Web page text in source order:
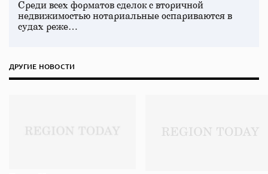
Среди всех форматов сделок с вторичной
недвижимостью нотариальные оспариваются в
судах реже…
ДРУГИЕ НОВОСТИ